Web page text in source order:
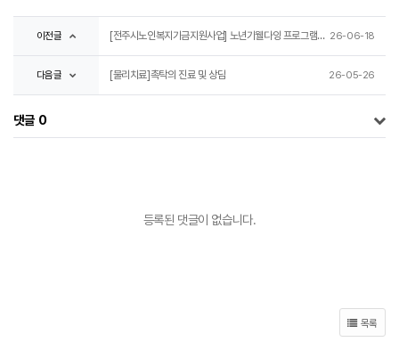
이전글 [전주시노인복지기금지원사업] 노년기웰다잉 프로그램 "인생사계:아름다운안녕" 아름다운 이별의 예절 진행 26-06-18
다음글 [물리치료]촉탁의 진료 및 상담 26-05-26
댓글 0
등록된 댓글이 없습니다.
목록